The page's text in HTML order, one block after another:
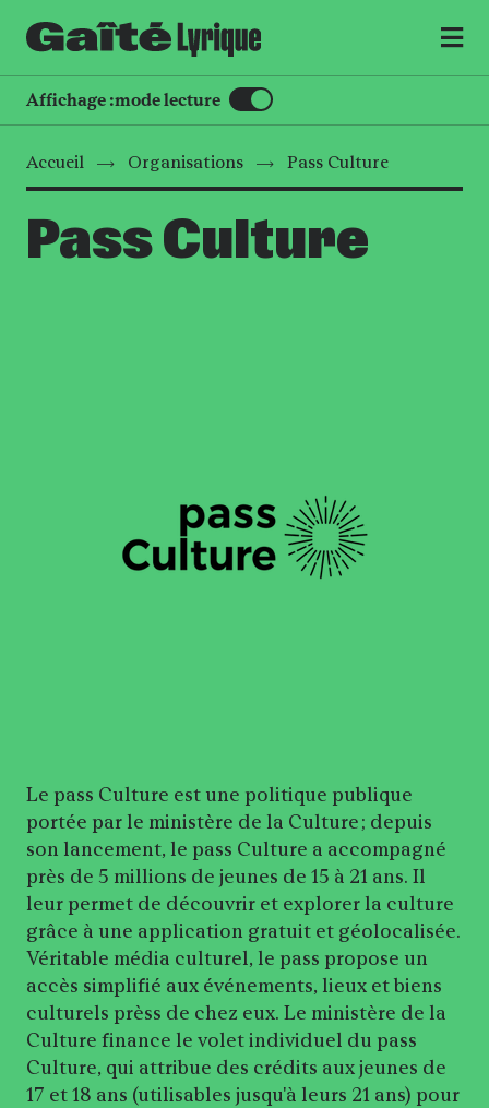
MENU
Affichage :mode lecture
Accueil Organisations Pass Culture
Pass Culture
Le pass Culture est une politique publique
portée par le ministère de la Culture ; depuis
son lancement, le pass Culture a accompagné
près de 5 millions de jeunes de 15 à 21 ans. Il
leur permet de découvrir et explorer la culture
grâce à une application gratuit et géolocalisée.
Véritable média culturel, le pass propose un
accès simplifié aux événements, lieux et biens
culturels prèss de chez eux. Le ministère de la
Culture finance le volet individuel du pass
Culture, qui attribue des crédits aux jeunes de
17 et 18 ans (utilisables jusqu'à leurs 21 ans) pour